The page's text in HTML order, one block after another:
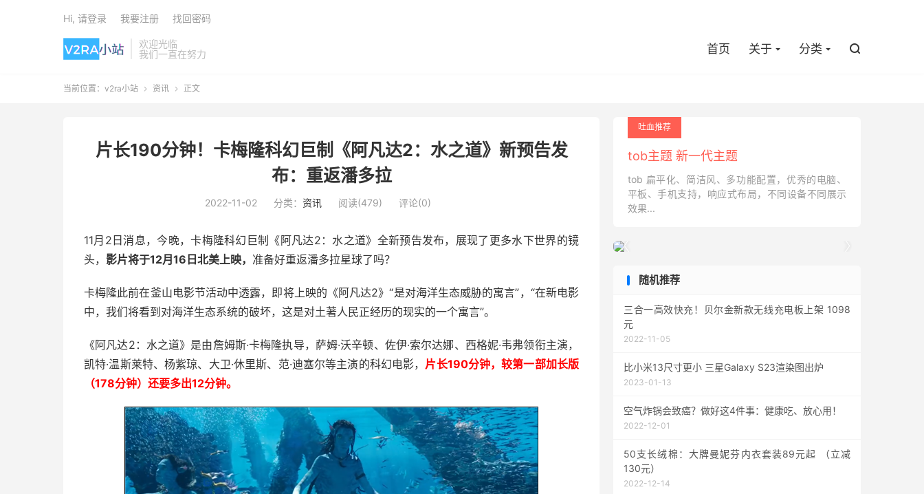
欢迎光临
我们一直在努力
首页 关于 分类 
Hi, 请登录 我要注册 找回密码
当前位置： v2ra小站  资讯  正文
片长190分钟！卡梅隆科幻巨制《阿凡达2：水之道》新预告发
布：重返潘多拉
2022-11-02 分类： 资讯 阅读(479) 评论(0)
11月2日消息，今晚，卡梅隆科幻巨制《阿凡达2：水之道》全新预告发布，展现了更多水下世界的镜
头， 影片将于12月16日北美上映， 准备好重返潘多拉星球了吗？
卡梅隆此前在釜山电影节活动中透露，即将上映的《阿凡达2》“是对海洋生态威胁的寓言”，“在新电影
中，我们将看到对海洋生态系统的破坏，这是对土著人民正经历的现实的一个寓言”。
《阿凡达2：水之道》是由詹姆斯·卡梅隆执导，萨姆·沃辛顿、佐伊·索尔达娜、西格妮·韦弗领衔主演，
凯特·温斯莱特、杨紫琼、大卫·休里斯、范·迪塞尔等主演的科幻电影， 片长190分钟，较第一部加长版
（178分钟）还要多出12分钟。
吐血推荐
tob主题 新一代主题
tob 扁平化、简洁风、多功能配置，优秀的电脑、
平板、手机支持，响应式布局，不同设备不同展示
效果...

随机推荐
三合一高效快充！贝尔金新款无线充电板上架 1098
元
2022-11-05
比小米13尺寸更小 三星Galaxy S23渲染图出炉
2023-01-13
空气炸锅会致癌？做好这4件事：健康吃、放心用！
2022-12-01
50支长绒棉：大牌曼妮芬内衣套装89元起 （立减
130元）
2022-12-14